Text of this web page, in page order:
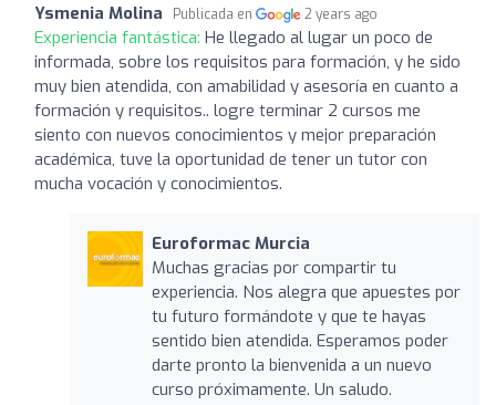
Ysmenia Molina Publicada en 2 years ago
Experiencia fantástica: He llegado al lugar un poco de
informada, sobre los requisitos para formación, y he sido
muy bien atendida, con amabilidad y asesoría en cuanto a
formación y requisitos.. logre terminar 2 cursos me
siento con nuevos conocimientos y mejor preparación
académica, tuve la oportunidad de tener un tutor con
mucha vocación y conocimientos.
Euroformac Murcia
Muchas gracias por compartir tu
experiencia. Nos alegra que apuestes por
tu futuro formándote y que te hayas
sentido bien atendida. Esperamos poder
darte pronto la bienvenida a un nuevo
curso próximamente. Un saludo.